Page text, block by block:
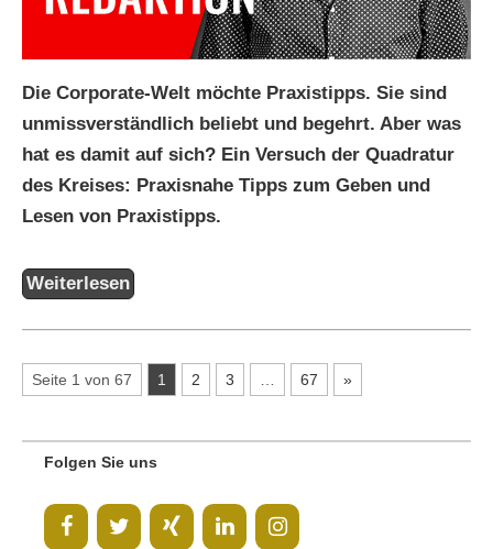
Die Corporate-Welt möchte Praxistipps. Sie sind
unmissverständlich beliebt und begehrt. Aber was
hat es damit auf sich? Ein Versuch der Quadratur
des Kreises: Praxisnahe Tipps zum Geben und
Lesen von Praxistipps.
Weiterlesen
Seite 1 von 67 1 2 3 … 67 »
Folgen Sie uns